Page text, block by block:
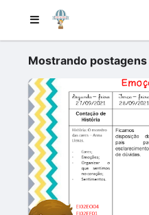
Mostrando